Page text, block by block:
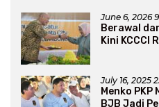
June 6, 2026
Berawal
Kini KCCCI
July 16, 2025
Menko
BJB Jadi